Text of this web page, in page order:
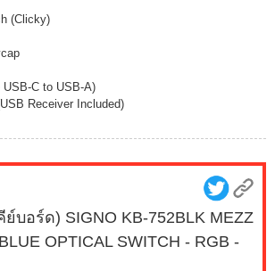
(Clicky)
USB-C to USB-A)
Receiver Included)
ย์บอร์ด) SIGNO KB-752BLK MEZZ
OPTICAL SWITCH - RGB -